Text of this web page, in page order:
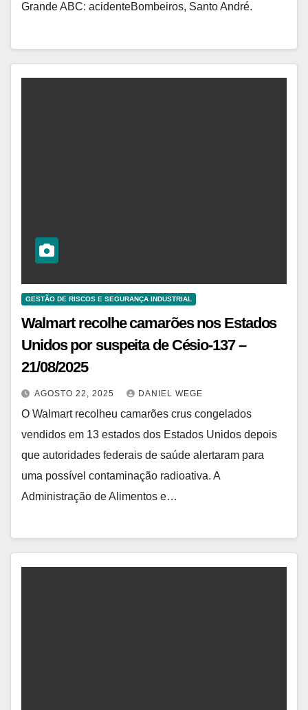
Grande ABC: acidenteBombeiros, Santo André.
GESTÃO DE RISCOS E SEGURANÇA INDUSTRIAL
Walmart recolhe camarões nos Estados
Unidos por suspeita de Césio-137 –
21/08/2025
AGOSTO 22, 2025 DANIEL WEGE
O Walmart recolheu camarões crus congelados
vendidos em 13 estados dos Estados Unidos depois
que autoridades federais de saúde alertaram para
uma possível contaminação radioativa. A
Administração de Alimentos e…